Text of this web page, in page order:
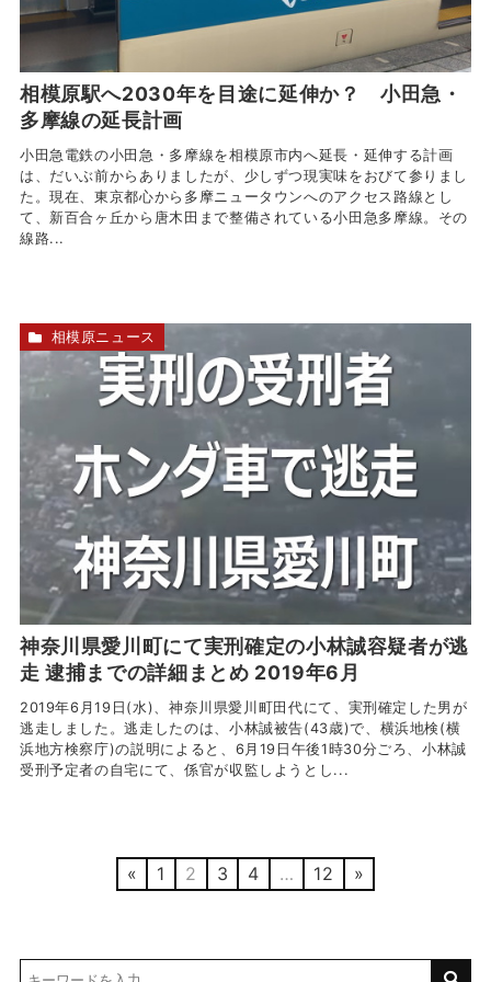
相模原駅へ2030年を目途に延伸か？ 小田急・
多摩線の延長計画
小田急電鉄の小田急・多摩線を相模原市内へ延長・延伸する計画
は、だいぶ前からありましたが、少しずつ現実味をおびて参りまし
た。現在、東京都心から多摩ニュータウンへのアクセス路線とし
て、新百合ヶ丘から唐木田まで整備されている小田急多摩線。その
線路...
神奈川県愛川町にて実刑確定の小林誠容疑者が逃
走 逮捕までの詳細まとめ 2019年6月
2019年6月19日(水)、神奈川県愛川町田代にて、実刑確定した男が
逃走しました。逃走したのは、小林誠被告(43歳)で、横浜地検(横
浜地方検察庁)の説明によると、6月19日午後1時30分ごろ、小林誠
受刑予定者の自宅にて、係官が収監しようとし...
相模原ニュース
« 1 2 3 4 … 12 »